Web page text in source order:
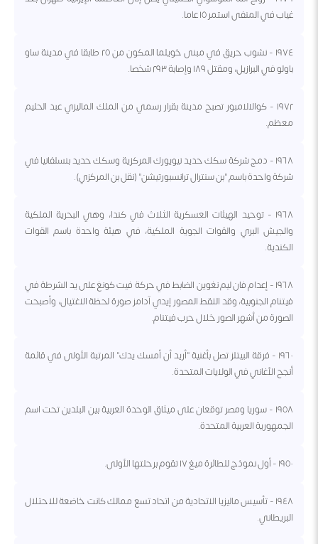
غياب في المنفى استمر ١٥ عاما.
١٩٧٤ - نشوب حريق في مبنى خويلما المكون من ٢٥ طابقا في مدينة ساو
باولو في البرازيل، ومقتل ١٨٩ وإصابة ٢٩٣ شخصا.
١٩٧٢ - كوالالامبور تصبح مدينة بقرار رسمي من الملك الماليزي عبد الحليم
معظم.
١٩٦٨ - دمج شركة سكك حديد نيويورك المركزية وسكك حديد بنسلفانيا في
شركة واحدة باسم "بن سنترال ترانسبورتيشن" (نقل بن المركزي).
١٩٦٨ - توحيد الهيئات العسكرية الثلاث في كندا، وهي البحرية الملكية
والجيش البري والقوات الجوية الملكية، في هيئة واحدة باسم القوات
الكندية.
١٩٦٨ - إعدام فان ليم نغوين الضابط في حركة فيت كونغ على يد الشرطة في
فيتنام الجنوبية، وقد التقط المصور إيدي آدامز صورة لحظة الاغتيال، وأصبحت
الصورة من أشهر الصور خلال حرب فيتنام.
١٩٦٠ - فرقة البيتلز تصل بأغنية "أريد أن أمسك يدك" المرتبة الأولى في قائمة
أنجح الأغاني في الولايات المتحدة.
١٩٥٨ - سوريا ومصر توقعان على ميثاق الوحدة العربية بين البلدين تحت اسم
الجمهورية العربية المتحدة.
١٩٥٠ - أول نموذج للطائرة ميغ ١٧ تقوم برحلتها الأولى.
١٩٤٨ - تأسيس ماليزيا الاتحادية من اتحاد تسع ممالك كانت خاضعة للاحتلال
البريطاني.